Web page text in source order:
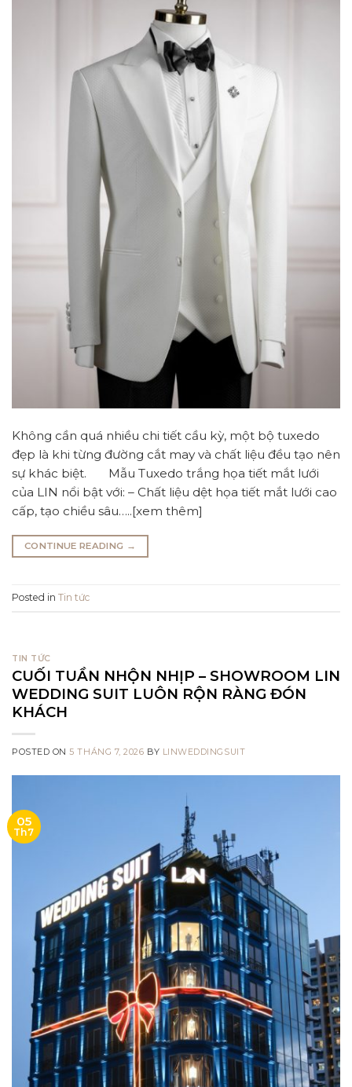
Không cần quá nhiều chi tiết cầu kỳ, một bộ tuxedo
đẹp là khi từng đường cắt may và chất liệu đều tạo nên
sự khác biệt. Mẫu Tuxedo trắng họa tiết mắt lưới
của LIN nổi bật với: – Chất liệu dệt họa tiết mắt lưới cao
cấp, tạo chiều sâu…..[xem thêm]
CONTINUE READING →
Posted in Tin tức
TIN TỨC
CUỐI TUẦN NHỘN NHỊP – SHOWROOM LIN
WEDDING SUIT LUÔN RỘN RÀNG ĐÓN
KHÁCH
POSTED ON5 THÁNG 7, 2026 BY LINWEDDINGSUIT
05
Th7